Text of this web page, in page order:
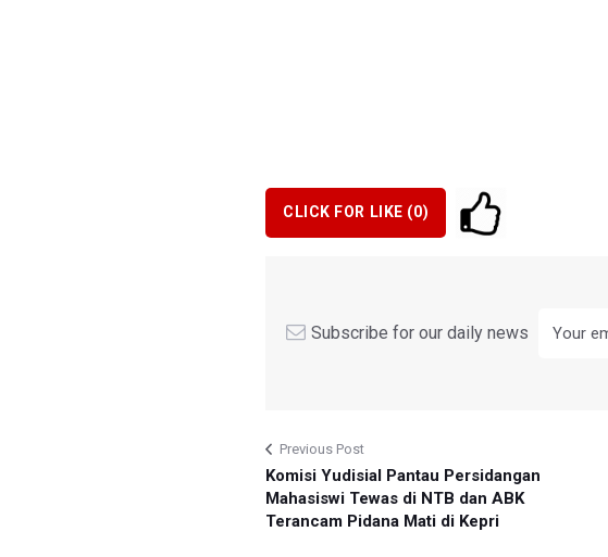
CLICK FOR LIKE (0)
Subscribe for our daily news
Previous Post
Komisi Yudisial Pantau Persidangan
Mahasiswi Tewas di NTB dan ABK
Terancam Pidana Mati di Kepri